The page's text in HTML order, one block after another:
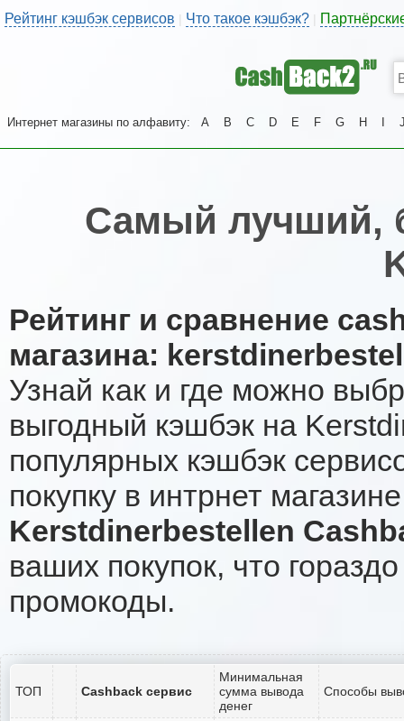
Рейтинг кэшбэк сервисов | Что такое кэшбэк?
Интернет магазины по алфавиту: A B C D E F G H
Самый лучший,
Рейтинг и сравнение
магазина:
Узнай как и где можно
выгодный кэшбэк на
популярных кэшбэк
покупку в интрнет
Kerstdinerbestellen
ваших покупок, что
промокоды.
ТОП Cashback сервис
Минимальная
сумма вывода
денег
Способы